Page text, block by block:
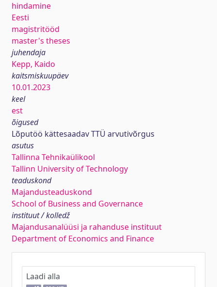
hindamine
Eesti
magistritööd
master's theses
juhendaja
Kepp, Kaido
kaitsmiskuupäev
10.01.2023
keel
est
õigused
Lõputöö kättesaadav TTÜ arvutivõrgus
asutus
Tallinna Tehnikaülikool
Tallinn University of Technology
teaduskond
Majandusteaduskond
School of Business and Governance
instituut / kolledž
Majandusanalüüsi ja rahanduse instituut
Department of Economics and Finance
Laadi alla